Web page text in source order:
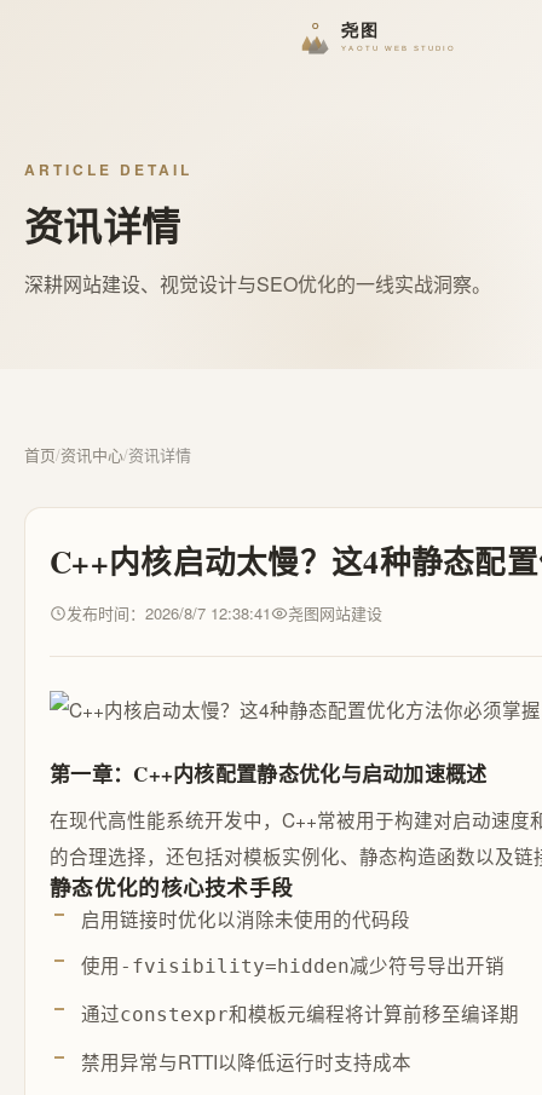
ARTICLE DETAIL
资讯详情
深耕网站建设、视觉设计与SEO优化的一线实战洞察。
首页/资讯中心/资讯详情
C++内核启动太慢？这4种静态配
发布时间：2026/8/7 12:38:41 尧图网站建设
第一章：C++内核配置静态优化与启动加速概述
在现代高性能系统开发中，C++常被用于构建对启动速
的合理选择，还包括对模板实例化、静态构造函数以及
静态优化的核心技术手段
启用链接时优化以消除未使用的代码段
使用 -fvisibility=hidden减少符号导出开销
通过constexpr和模板元编程将计算前移至编译期
禁用异常与RTTI以降低运行时支持成本